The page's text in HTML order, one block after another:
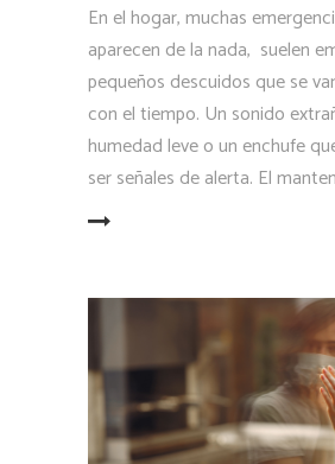
En el hogar, muchas
aparecen de la nada, suelen
pequeños descuidos que se
con el tiempo. Un sonido
humedad leve o un enchufe
ser señales de alerta. El